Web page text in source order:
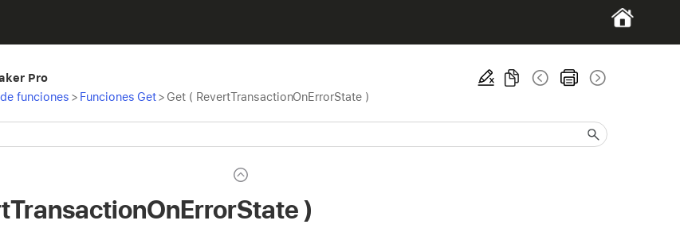
Pro
funciones > Funciones Get> Get ( RevertTransactionOnErrorState )
)